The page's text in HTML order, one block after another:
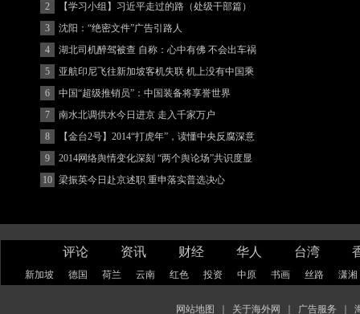
2
【学习小组】习近平走过的路（处级干部篇）
3
沈阳：“绝密文件”广告引路人
4
湖北司机醉驾被查 自称：心中有佛 不会出车祸
(图)
5
亚航印尼飞往新加坡客机失联 机上没有中国乘
客
6
中国“超级推销员”：中国装备将享誉世界
7
南水北调供水今日进京 走入千家万户
8
【金台2号】2014“打虎年”，读懂中央反腐深意
9
2014网络舆情变化深刻 “两个舆论场”共识度显
著增强
10 梁振英今日赴京述职 重申落实普选决心
评论 资讯 财经 华人 台湾
新加坡 德国 荷兰 云南 红色 投资 中原 书画 丝路 潇湘
网站地图 关于海外网 广告服务